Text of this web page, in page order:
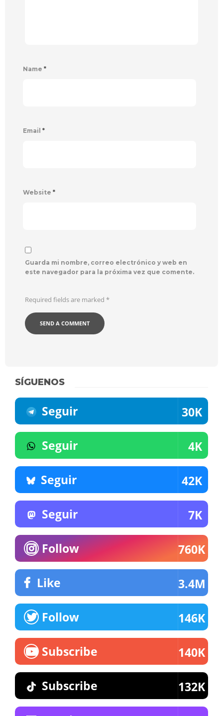
Name *
Email *
Website *
Guarda mi nombre, correo electrónico y web en
este navegador para la próxima vez que comente.
Required fields are marked *
SÍGUENOS
Seguir 30K
Seguir 4K
Seguir 42K
Seguir 7K
Follow 760K
Like 3.4M
Follow 146K
Subscribe 140K
Subscribe 132K